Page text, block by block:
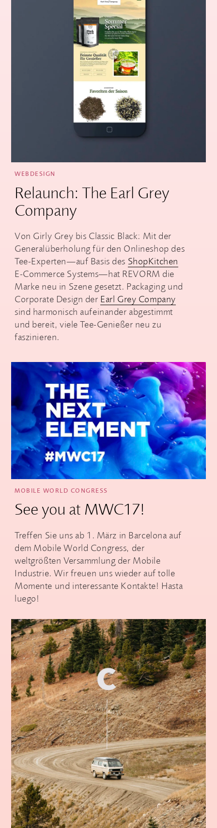
WEBDESIGN
Relaunch: The Earl Grey
Company
Von Girly Grey bis Classic Black: Mit der
Generalüberholung für den Onlineshop des
Tee-Experten—auf Basis des ShopKitchen
E-Commerce Systems—hat REVORM die
Marke neu in Szene gesetzt. Packaging und
Corporate Design der Earl Grey Company
sind harmonisch aufeinander abgestimmt
und bereit, viele Tee-Genießer neu zu
faszinieren.
MOBILE WORLD CONGRESS
See you at MWC17!
Treffen Sie uns ab 1. März in Barcelona auf
dem Mobile World Congress, der
weltgrößten Versammlung der Mobile
Industrie. Wir freuen uns wieder auf tolle
Momente und interessante Kontakte! Hasta
luego!